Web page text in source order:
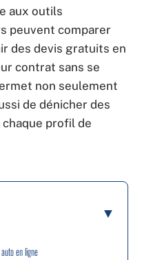
aux outils
peuvent comparer
des devis gratuits en
contrat sans se
non seulement
de dénicher des
profil de
en ligne